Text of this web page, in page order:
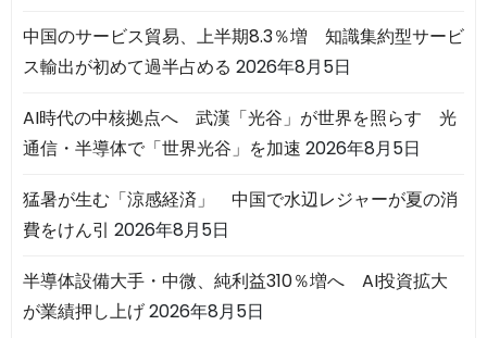
中国のサービス貿易、上半期8.3％増 知識集約型サービ
ス輸出が初めて過半占める 2026年8月5日
AI時代の中核拠点へ 武漢「光谷」が世界を照らす 光
通信・半導体で「世界光谷」を加速 2026年8月5日
猛暑が生む「涼感経済」 中国で水辺レジャーが夏の消
費をけん引 2026年8月5日
半導体設備大手・中微、純利益310％増へ AI投資拡大
が業績押し上げ2026年8月5日